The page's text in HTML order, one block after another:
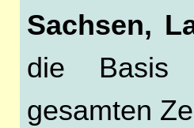
Sachsen,
die Basis
gesamten